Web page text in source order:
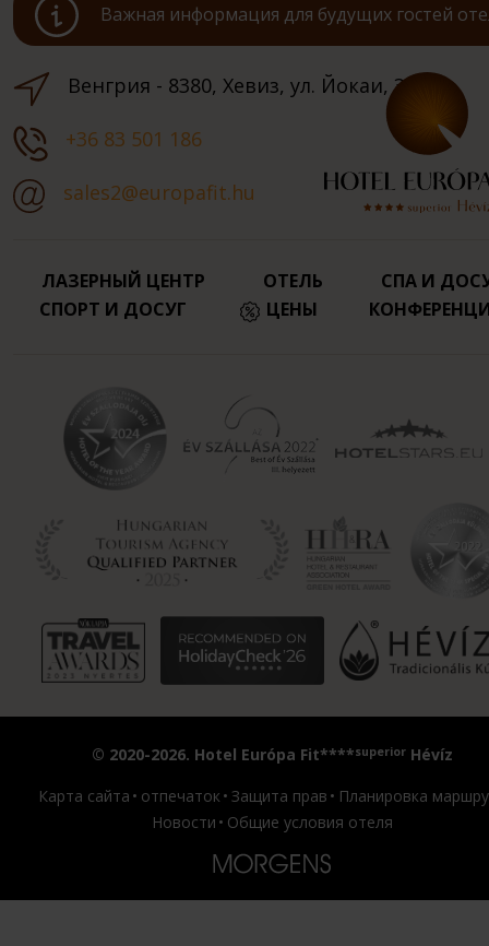
Важная информация для будущих гостей
Венгрия - 8380, Хевиз, ул. Йокаи, 3.
+36 83 501 186
sales2@europafit.hu
ЛАЗЕРНЫЙ ЦЕНТР ОТЕЛЬ
СПА И
СПОРТ И ДОСУГ
ЦЕНЫ
© 2020-2026. Hotel Európa Fit****superior Hévíz
Карта сайта
отпечаток Защита прав
Планировка
Новости
Общие условия отеля